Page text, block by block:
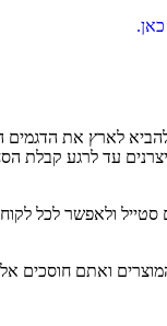
לארץ את הדגמים
עד לרגע קבלת
ולאפשר לכל
ואתם חוסכים